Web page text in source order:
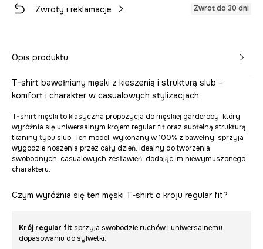
Zwroty i reklamacje Zwrot do 30 dni
Opis produktu
T-shirt bawełniany męski z kieszenią i strukturą slub –
komfort i charakter w casualowych stylizacjach
T-shirt męski to klasyczna propozycja do męskiej garderoby, który
wyróżnia się uniwersalnym krojem regular fit oraz subtelną strukturą
tkaniny typu slub. Ten model, wykonany w 100% z bawełny, sprzyja
wygodzie noszenia przez cały dzień. Idealny do tworzenia
swobodnych, casualowych zestawień, dodając im niewymuszonego
charakteru.
Czym wyróżnia się ten męski T-shirt o kroju regular fit?
Krój regular fit sprzyja swobodzie ruchów i uniwersalnemu
dopasowaniu do sylwetki.